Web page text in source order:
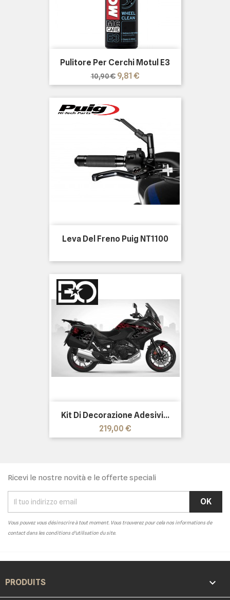
Pulitore Per Cerchi Motul E3
Prezzo
base
10,90 € Prezzo
9,81 €
Leva Del Freno Puig NT1100
Kit Di Decorazione Adesivi...
Prezzo
219,00 €
Ricevi le nostre novità e le offerte speciali
Vous pouvez vous désinscrire à tout moment. Vous trouverez pour cela nos informations de
contact dans les conditions d'utilisation du site.
PRODUITS 